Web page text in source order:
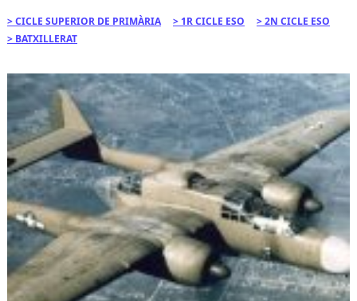
CICLE SUPERIOR DE PRIMÀRIA 1R CICLE ESO
2N CICLE ESO
BATXILLERAT